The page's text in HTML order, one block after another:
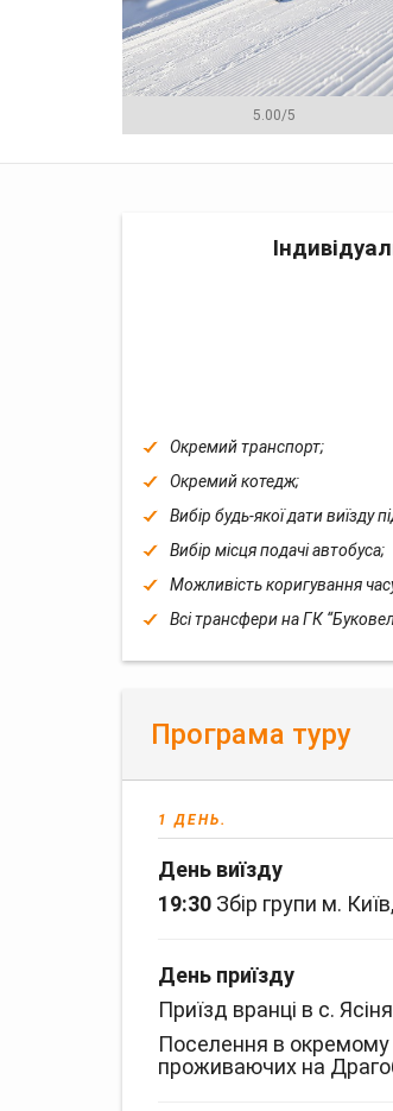
5.00/5
Окремий транспорт;
Окремий котедж;
Вибір будь-якої дати виїзду
Вибір місця подачі автобуса;
Можливість коригування
Всі трансфери на ГК
Програма туру
1 ДЕНЬ.
День виїзду
19:30 Збір групи м.
День приїзду
Приїзд вранці в с.
Поселення в окремому
проживаючих на